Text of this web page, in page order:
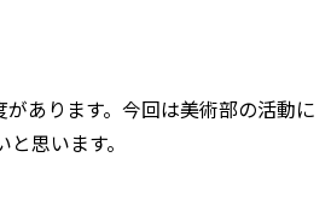
があります。今回は美術部の活動に
思います。